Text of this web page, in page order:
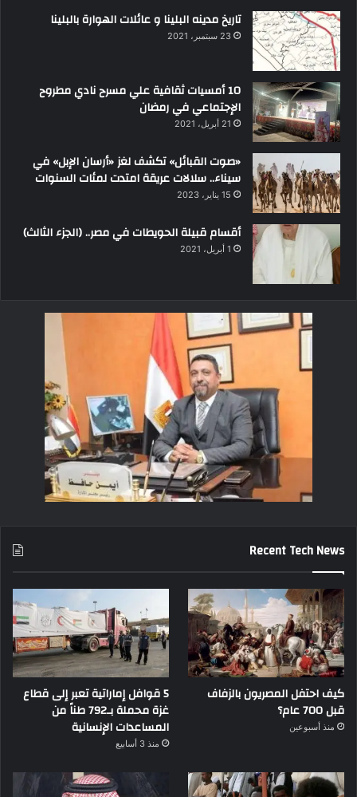
تاريخ مدينه البلينا و عائلات الهوارة بالبلينا
23 سبتمبر، 2021
10 أمسيات ثقافية علي مسرح نادي مطروح
الإجتماعي في رمضان
21 أبريل، 2021
«صوت القبائل» تكشف لغز «أرسان الإبل» في
سيناء.. سلالات عريقة امتدت لمئات السنوات
15 يناير، 2023
أقسام قبيلة الحويطات في مصر.. (الجزء الثالث)
1 أبريل، 2021
Recent Tech News
كيف احتفل المصريون بالزفاف
قبل 700 عام؟
منذ أسبوعين
5 قوافل إماراتية تعبر إلى قطاع
غزة محملة بـ792 طناً من
المساعدات الإنسانية
منذ 3 أسابيع